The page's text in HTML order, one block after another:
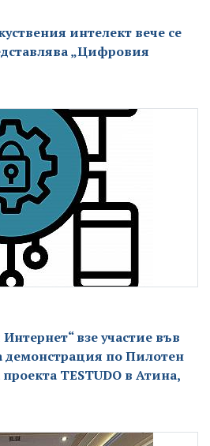
интелект вече се
„Цифровия
взе участие във
демонстрация по Пилотен
TESTUDO в Атина,